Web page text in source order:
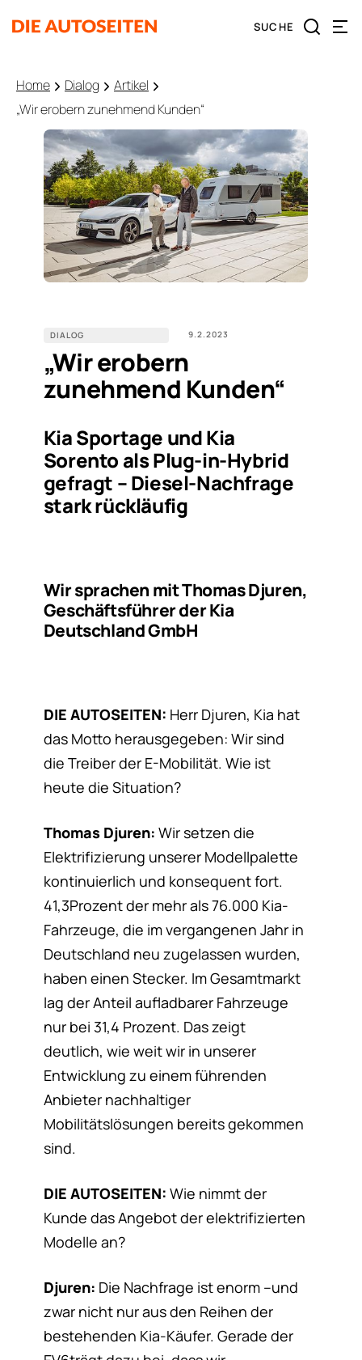
Home Dialog
Artikel
„Wir erobern zunehmend Kunden“
DIALOG 9.2.2023
„Wir erobern
zunehmend Kunden“
Kia Sportage und Kia
Sorento als Plug-in-Hybrid
gefragt – Diesel-Nachfrage
stark rückläufig
Wir sprachen mit Thomas Djuren,
Geschäftsführer der Kia
Deutschland GmbH
DIE AUTOSEITEN: Herr Djuren, Kia hat
das Motto herausgegeben: Wir sind
die Treiber der E-Mobilität. Wie ist
heute die Situation?
Thomas Djuren: Wir setzen die
Elektrifizierung unserer Modellpalette
kontinuierlich und konsequent fort.
41,3Prozent der mehr als 76.000 Kia-
Fahrzeuge, die im vergangenen Jahr in
Deutschland neu zugelassen wurden,
haben einen Stecker. Im Gesamtmarkt
lag der Anteil aufladbarer Fahrzeuge
nur bei 31,4 Prozent. Das zeigt
deutlich, wie weit wir in unserer
Entwicklung zu einem führenden
Anbieter nachhaltiger
Mobilitätslösungen bereits gekommen
sind.
DIE AUTOSEITEN: Wie nimmt der
Kunde das Angebot der elektrifizierten
Modelle an?
Djuren: Die Nachfrage ist enorm –und
zwar nicht nur aus den Reihen der
bestehenden Kia-Käufer. Gerade der